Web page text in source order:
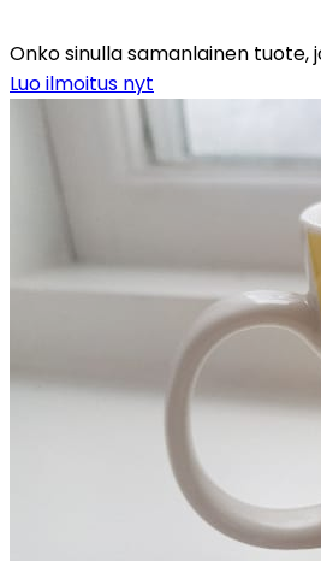
Onko sinulla samanlainen tuote,
Luo ilmoitus nyt